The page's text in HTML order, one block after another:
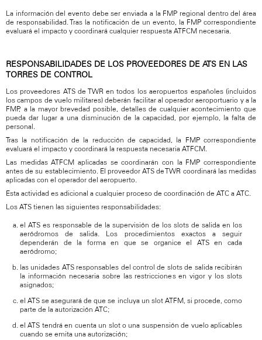
La información del evento debe ser enviada a la FMP regional dentro del área
de responsabilidad. Tras la notificación de un evento, la FMP correspondiente
evaluará el impacto y coordinará cualquier respuesta ATFCM necesaria.
RESPONSABILIDADES DE LOS PROVEEDORES DE ATS EN LAS
TORRES DE CONTROL
Los proveedores ATS de TWR en todos los aeropuertos españoles (incluidos
los campos de vuelo militares) deberán facilitar al operador aeroportuario y a la
FMP, a la mayor brevedad posible, detalles de cualquier acontecimiento que
pueda dar lugar a una disminución de la capacidad, por ejemplo, la falta de
personal.
Tras la notificación de la reducción de capacidad, la FMP correspondiente
evaluará el impacto y coordinará la respuesta necesaria ATFCM.
Las medidas ATFCM aplicadas se coordinarán con la FMP correspondiente
antes de su establecimiento. El proveedor ATS de TWR coordinará las medidas
aplicadas con el operador del aeropuerto.
Esta actividad es adicional a cualquier proceso de coordinación de ATC a ATC.
Los ATS tienen las siguientes responsabilidades:
el ATS es responsable de la supervisión de los slots de salida en los
aeródromos de salida. Los procedimientos exactos a seguir
dependerán de la forma en que se organice el ATS en cada
aeródromo;
las unidades ATS responsables del control de slots de salida recibirán
la información necesaria sobre las restricciones en vigor y los slots
asignados;
el ATS se asegurará de que se incluya un slot ATFM, si procede, como
parte de la autorización ATC;
el ATS tendrá en cuenta un slot o una suspensión de vuelo aplicables
cuando se emita una autorización;